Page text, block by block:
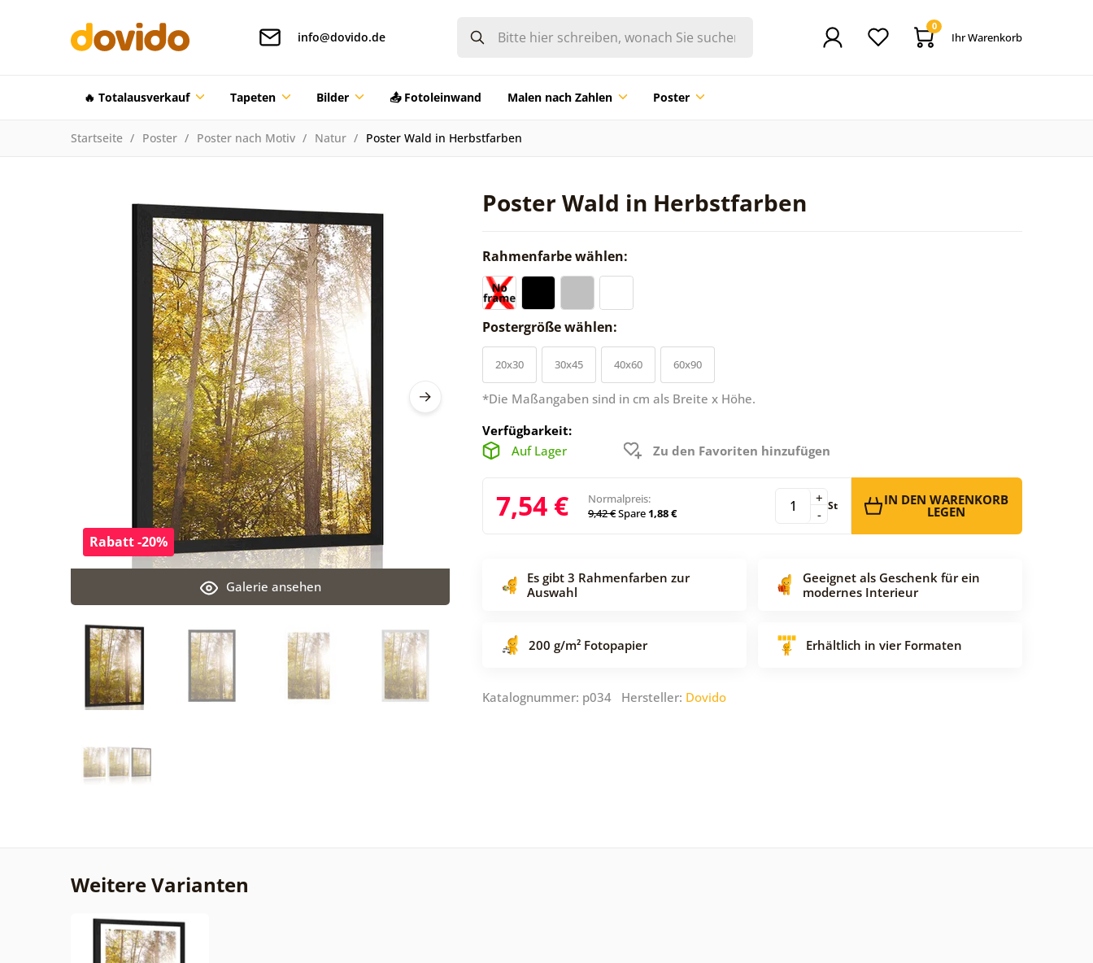
info@dovido.de
0
Ihr Warenkorb
🔥 Totalausverkauf Tapeten Bilder 📤 Fotoleinwand Malen nach Zahlen Poster
Startseite Poster Poster nach Motiv Natur Poster Wald in Herbstfarben
Poster Wald in Herbstfarben
Galerie ansehen
Rabatt -20%
Rahmenfarbe wählen:
Postergröße wählen:
20x30 30x45 40x60 60x90
*Die Maßangaben sind in cm als Breite x Höhe.
Verfügbarkeit:
Auf Lager
Zu den Favoriten hinzufügen
7,54 €
Normalpreis:
9,42 €Spare 1,88 € -
+ St IN DEN WARENKORB
LEGEN
Es gibt 3 Rahmenfarben zur
Auswahl
Geeignet als Geschenk für ein
modernes Interieur
200 g/m² Fotopapier Erhältlich in vier Formaten
Katalognummer: p034 Hersteller: Dovido
Weitere Varianten